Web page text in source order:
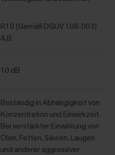
R10 (Gemäß DGUV 108-003)
A,B
10 dB
Beständig in Abhängigkeit von
Konzentration und Einwirkzeit.
Bei verstärkter Einwirkung von
Ölen, Fetten, Säuren, Laugen
und anderer aggressiver